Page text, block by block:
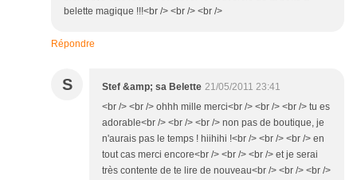
belette magique !!!<br /> <br /> <br />
Répondre
S Stef &amp; sa Belette 21/05/2011 23:41
<br /> <br /> ohhh mille merci<br /> <br /> <br /> tu es
adorable<br /> <br /> <br /> non pas de boutique, je
n'aurais pas le temps ! hiihihi !<br /> <br /> <br /> en
tout cas merci encore<br /> <br /> <br /> et je serai
très contente de te lire de nouveau<br /> <br /> <br />